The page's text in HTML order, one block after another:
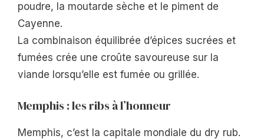
poudre, la moutarde sèche et le piment de
Cayenne.
La combinaison équilibrée d’épices sucrées et
fumées crée une croûte savoureuse sur la
viande lorsqu’elle est fumée ou grillée.
Memphis : les ribs à l’honneur
Memphis, c’est la capitale mondiale du dry rub.